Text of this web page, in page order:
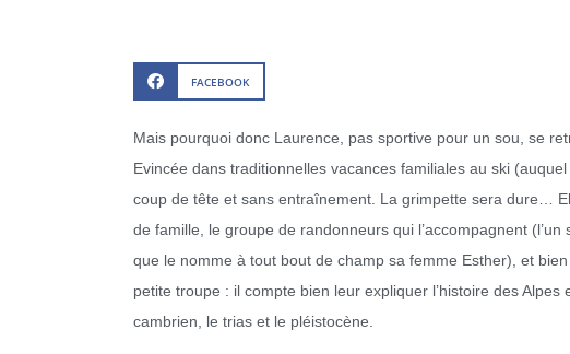
FACEBOOK
Mais pourquoi donc Laurence, pas sportive pour un sou, se
Evincée dans traditionnelles vacances familiales au ski
coup de tête et sans entraînement. La grimpette sera dure…
de famille, le groupe de randonneurs qui l’accompagnent
que le nomme à tout bout de champ sa femme Esther), et
petite troupe : il compte bien leur expliquer l’histoire des
cambrien, le trias et le pléistocène.